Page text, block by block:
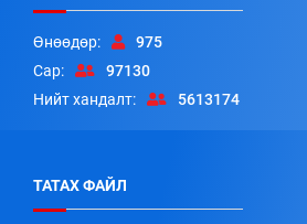
Өнөөдөр:
975
Сар:
97130
Нийт хандалт:
5613174
ТАТАХ ФАЙЛ